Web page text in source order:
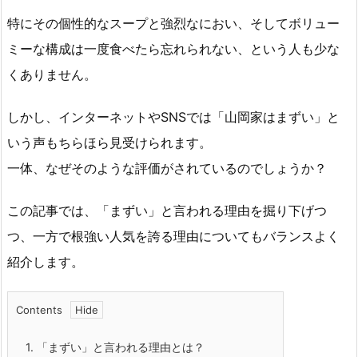
特にその個性的なスープと強烈なにおい、そしてボリュー
ミーな構成は一度食べたら忘れられない、という人も少な
くありません。
しかし、インターネットやSNSでは「山岡家はまずい」と
いう声もちらほら見受けられます。
一体、なぜそのような評価がされているのでしょうか？
この記事では、「まずい」と言われる理由を掘り下げつ
つ、一方で根強い人気を誇る理由についてもバランスよく
紹介します。
Contents
1. 「まずい」と言われる理由とは？